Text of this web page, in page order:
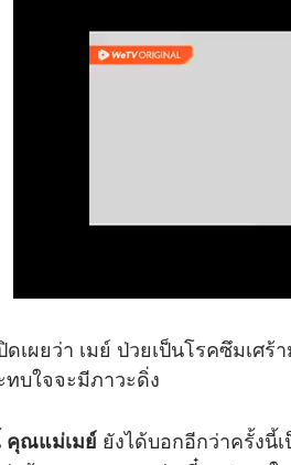
ดเผยว่า เมย์ ป่วยเป็นโรคซึมเศ
ทบใจจะมีภาวะดิ่ง
คุณแม่เมย์ ยังได้บอกอีกว่าครั้งนี้